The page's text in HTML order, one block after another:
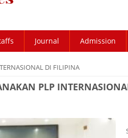
Journal Admission
DI FILIPINA
PLP